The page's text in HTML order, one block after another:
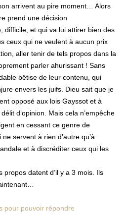
arrivent au pire moment… Alors
prend une décision
difficile, et qui va lui attirer bien des
ceux qui ne veulent à aucun prix
aller tenir de tels propos dans la
parler ahurissant ! Sans
bêtise de leur contenu, qui
envers les juifs. Dieu sait que je
opposé aux lois Gayssot et à
d’opinion. Mais cela n’empêche
en cessant ce genre de
servent à rien d’autre qu’à
et à discréditer ceux qui les
propos datent d’il y a 3 mois. Ils
pour pouvoir répondre